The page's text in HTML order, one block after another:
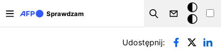
Sprawdzam
Szukaj
Tryb
ciemny
Zakładki podstawowe
Udostępnij: